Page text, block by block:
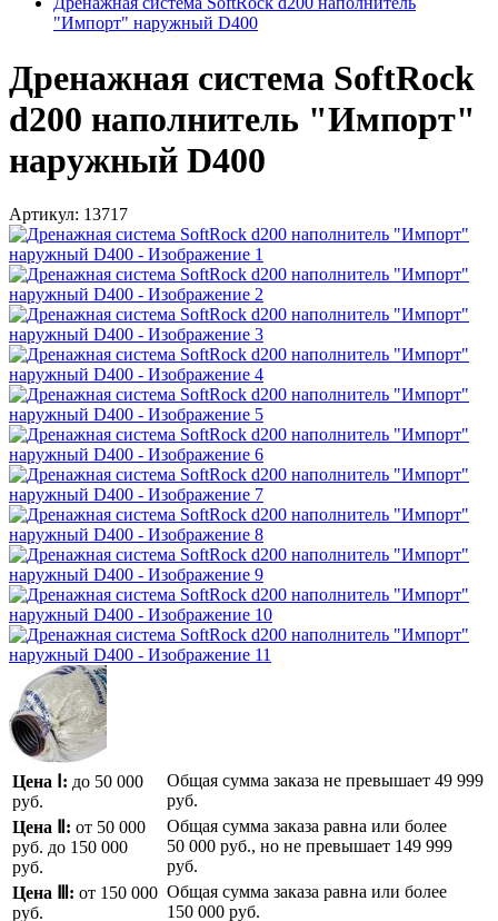
"Импорт" наружный D400
Дренажная система SoftRock
d200 наполнитель "Импорт"
наружный D400
Артикул: 13717
Цена Ⅰ: до 50 000
руб.
Общая сумма заказа не превышает 49 999
руб.
Цена Ⅱ: от 50 000
руб. до 150 000
руб.
Общая сумма заказа равна или более
50 000 руб., но не превышает 149 999
руб.
Цена Ⅲ: от 150 000
руб.
Общая сумма заказа равна или более
150 000 руб.